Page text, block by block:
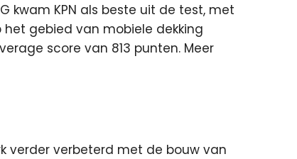
kwam KPN als beste uit de test, met
het gebied van mobiele dekking
score van 813 punten. Meer
verder verbeterd met de bouw van